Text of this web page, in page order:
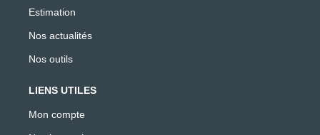
Estimation
Nos actualités
Nos outils
LIENS UTILES
Mon compte